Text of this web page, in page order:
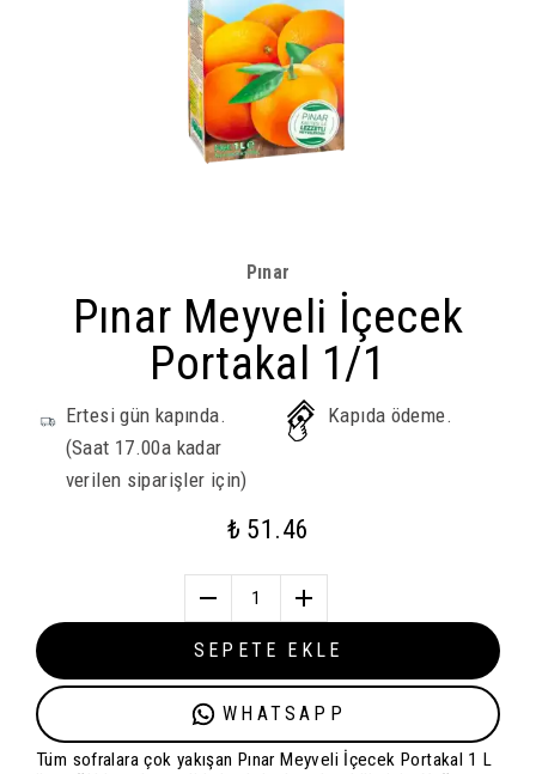
Pınar
Pınar Meyveli İçecek
Portakal 1/1
Ertesi gün kapında.
(Saat 17.00a kadar
verilen siparişler için)
Kapıda ödeme.
₺ 51.46
1
SEPETE EKLE
WHATSAPP
Tüm sofralara çok yakışan Pınar Meyveli İçecek Portakal 1 L